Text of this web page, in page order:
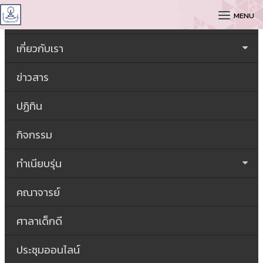
หน้าหลัก
เกี่ยวกับเรา
ข่าวสาร
ปฏิทิน
กิจกรรม
ทำเนียบรุ่น
คณาจารย์
ศาลาเด็กดี
ประชุมออนไลน์
CUDAA MENU